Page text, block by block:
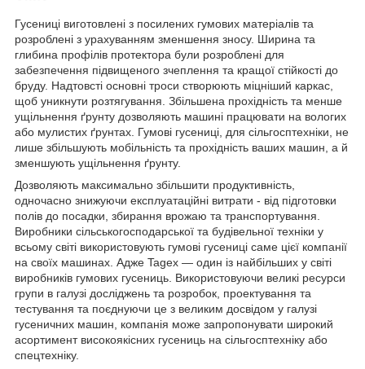
Гусениці виготовлені з посилених гумових матеріалів та
розроблені з урахуванням зменшення зносу. Ширина та
глибина профілів протектора були розроблені для
забезпечення підвищеного зчеплення та кращої стійкості до
бруду. Надтовсті основні троси створюють міцніший каркас,
щоб уникнути розтягування. Збільшена прохідність та менше
ущільнення ґрунту дозволяють машині працювати на вологих
або мулистих ґрунтах. Гумові гусениці, для сільгосптехніки, не
лише збільшують мобільність та прохідність ваших машин, а й
зменшують ущільнення ґрунту.
Дозволяють максимально збільшити продуктивність,
одночасно знижуючи експлуатаційні витрати - від підготовки
полів до посадки, збирання врожаю та транспортування.
Виробники сільськогосподарської та будівельної техніки у
всьому світі використовують гумові гусениці саме цієї компанії
на своїх машинах. Адже Tagex — один із найбільших у світі
виробників гумових гусениць. Використовуючи великі ресурси
групи в галузі досліджень та розробок, проектування та
тестування та поєднуючи це з великим досвідом у галузі
гусеничних машин, компанія може запропонувати широкий
асортимент високоякісних гусениць на сільгосптехніку або
спецтехніку.